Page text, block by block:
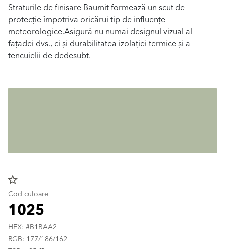
Straturile de finisare Baumit formează un scut de
protecție împotriva oricărui tip de influențe
meteorologice.Asigură nu numai designul vizual al
fațadei dvs., ci și durabilitatea izolației termice și a
tencuielii de dedesubt.
star_border
Cod culoare
1025
HEX: #B1BAA2
RGB: 177/186/162